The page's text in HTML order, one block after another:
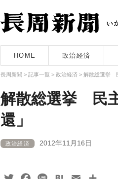
HOME 政治経済
長周新聞 > 記事一覧 > 政治経済 > 解散総選挙
解散総選挙 民
還」
政治経済 2012年11月16日